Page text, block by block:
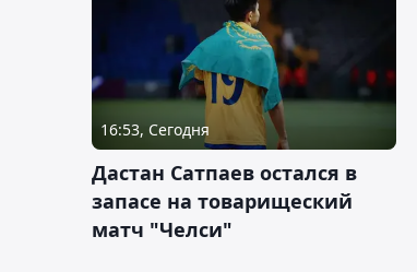
16:53, Сегодня
Дастан Сатпаев остался в
запасе на товарищеский
матч "Челси"